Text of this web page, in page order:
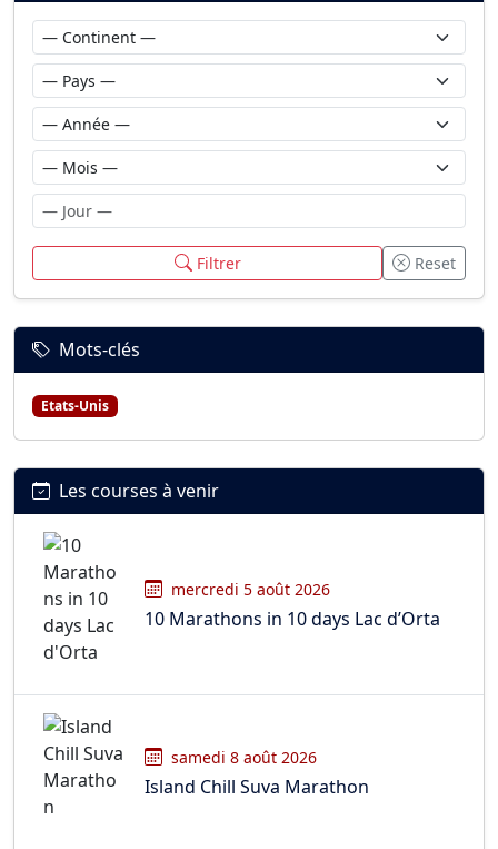
Filtrer Reset
Mots-clés
Etats-Unis
Les courses à venir
mercredi 5 août 2026
10 Marathons in 10 days Lac d’Orta
samedi 8 août 2026
Island Chill Suva Marathon